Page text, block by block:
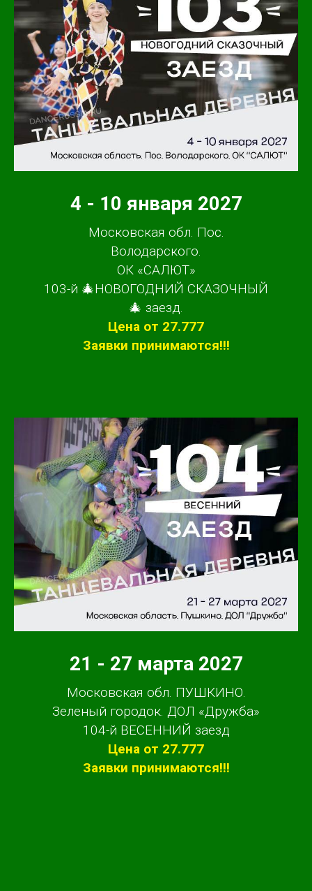
4 - 10 января 2027
Московская обл. Пос.
Володарского.
ОК «САЛЮТ»
103-й 🎄НОВОГОДНИЙ СКАЗОЧНЫЙ
🎄 заезд.
Цена от 27.777
Заявки принимаются!!!
21 - 27 марта 2027
Московская обл. ПУШКИНО.
Зеленый городок. ДОЛ «Дружба»
104-й ВЕСЕННИЙ заезд
Цена от 27.777
Заявки принимаются!!!